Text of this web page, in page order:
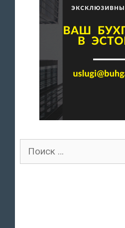
Поиск